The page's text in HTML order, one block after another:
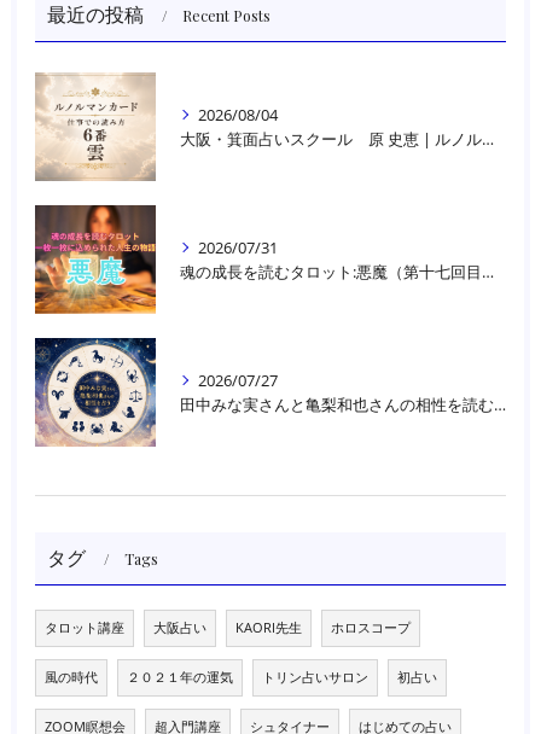
最近の投稿 Recent Posts
2026/08/04
大阪・箕面占いスクール 原 史恵 | ルノルマンカード読み方のコツ「雲」 仕事をテーマに占った場合
2026/07/31
魂の成長を読むタロット:悪魔（第十七回目）｜大阪・箕面占いスクールラブアンドライト
2026/07/27
田中みな実さんと亀梨和也さんの相性を読む｜大阪・箕面占いスクールラブアンドライト
タグ Tags
タロット講座 大阪占い KAORI先生 ホロスコープ
風の時代 ２０２１年の運気 トリン占いサロン 初占い
ZOOM瞑想会 超入門講座 シュタイナー はじめての占い